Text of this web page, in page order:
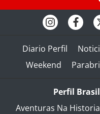
Diario Perfil
Weekend
Perfil
Aventuras Na Historia